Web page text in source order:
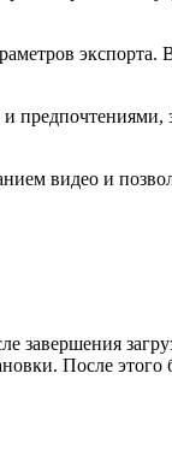
предпочтениями,
видео и
После